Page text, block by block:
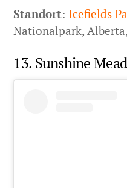
Standort: Icefields
Nationalpark,
13. Sunshine